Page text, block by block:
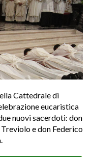
Cattedrale di
eucaristica
nuovi sacerdoti: don
e don Federico